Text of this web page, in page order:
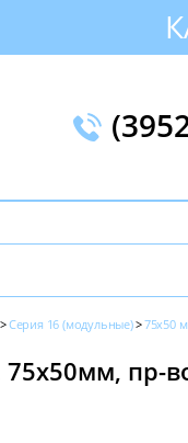
Серия 16 (модульные) 75x50
пр-